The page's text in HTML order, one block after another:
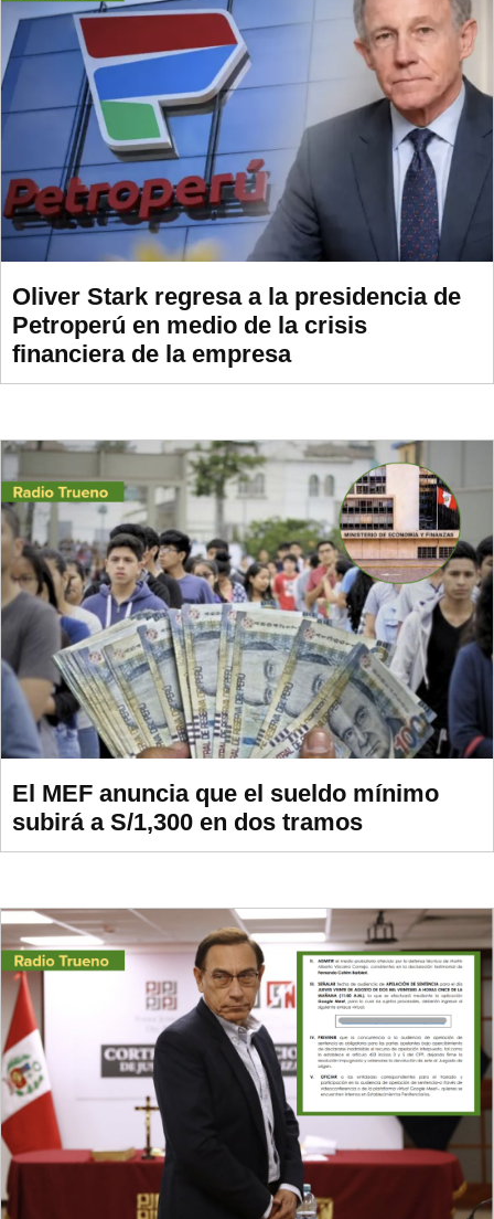
Oliver Stark regresa a la presidencia de
Petroperú en medio de la crisis
financiera de la empresa
El MEF anuncia que el sueldo mínimo
subirá a S/1,300 en dos tramos